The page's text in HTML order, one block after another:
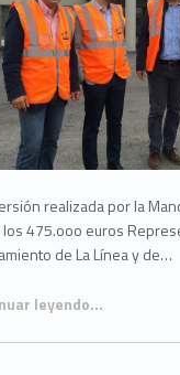
realizada por la
475.ooo euros
de La Línea y de…
leyendo…